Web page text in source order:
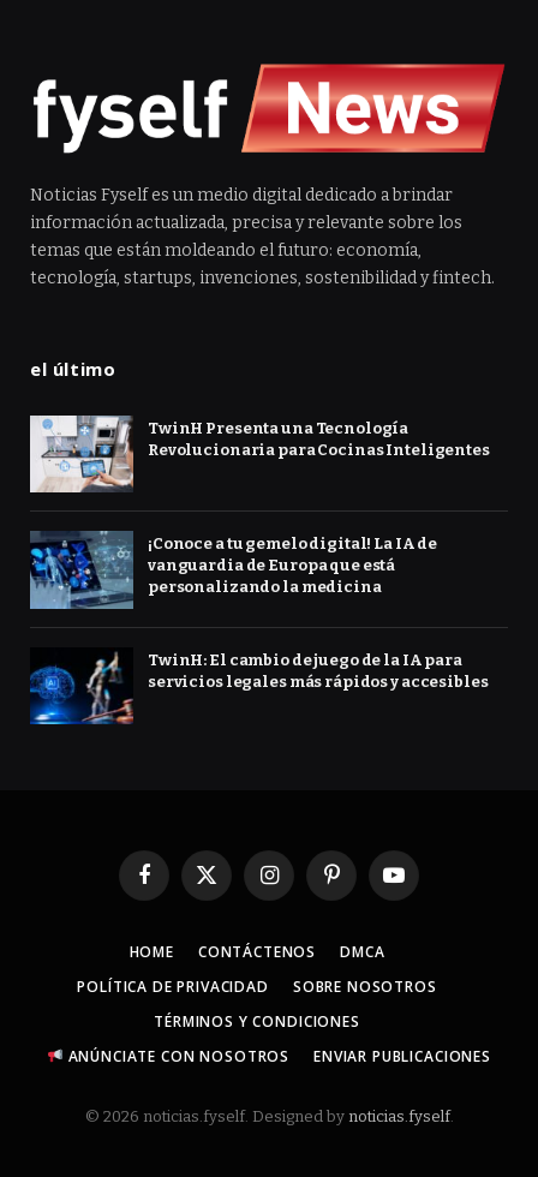
Noticias Fyself es un medio digital dedicado a brindar
información actualizada, precisa y relevante sobre los
temas que están moldeando el futuro: economía,
tecnología, startups, invenciones, sostenibilidad y fintech.
el último
TwinH Presenta una Tecnología
Revolucionaria para Cocinas Inteligentes
¡Conoce a tu gemelo digital! La IA de
vanguardia de Europa que está
personalizando la medicina
TwinH: El cambio de juego de la IA para
servicios legales más rápidos y accesibles
Facebook
X
InstagramPinterestYouTube
HOME CONTÁCTENOS
DMCA
POLÍTICA DE PRIVACIDAD
SOBRE NOSOTROS
TÉRMINOS Y CONDICIONES
ANÚNCIATE CON NOSOTROS
ENVIAR PUBLICACIONES
© 2026 noticias.fyself. Designed by noticias.fyself.